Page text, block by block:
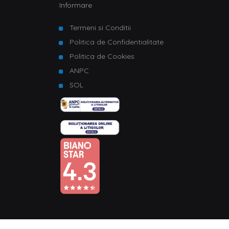
Informare
Termeni si Conditii
Politica de Confidentialitate
Politica de Cookies
ANPC
SOL